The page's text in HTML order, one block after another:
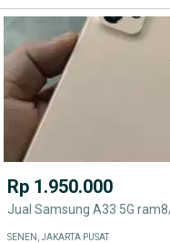
Rp 1.950.000
Jual Samsung A33 5G
SENEN, JAKARTA PUSAT